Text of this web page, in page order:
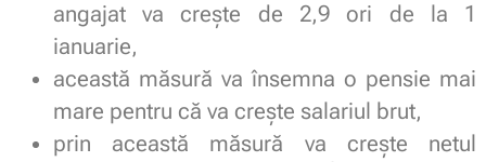
angajat va crește de 2,9 ori de la 1
ianuarie,
această măsură va însemna o pensie mai
mare pentru că va crește salariul brut,
prin această măsură va crește netul